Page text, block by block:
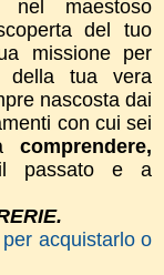
nel maestoso
del tuo
missione per
della tua vera
nascosta dai
con cui sei
comprendere,
e a
acquistarlo o